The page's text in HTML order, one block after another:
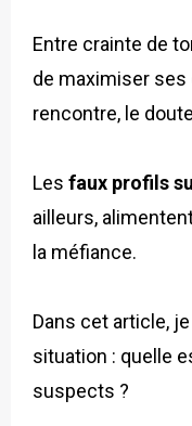
Entre crainte de
de maximiser ses
rencontre, le
Les faux profils
ailleurs,
la méfiance.
Dans cet article,
situation : quelle
suspects ?